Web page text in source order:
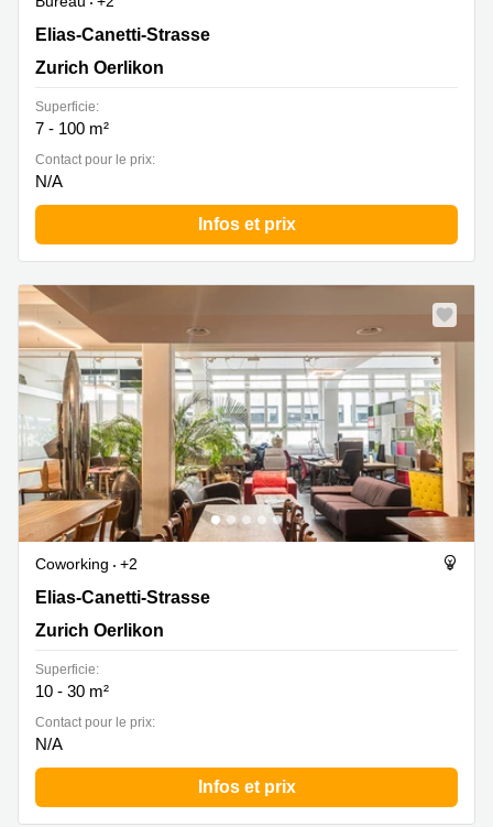
Elias-Canetti-Strasse 2, Zurich Oerlikon
Elias-Canetti-Strasse
Zurich Oerlikon
Superficie:
7 - 100 m²
Contact pour le prix:
N/A
Infos et prix
Coworking
+2
Elias-Canetti-Strasse 7, Zurich Oerlikon
Elias-Canetti-Strasse
Zurich Oerlikon
Superficie:
10 - 30 m²
Contact pour le prix:
N/A
Infos et prix